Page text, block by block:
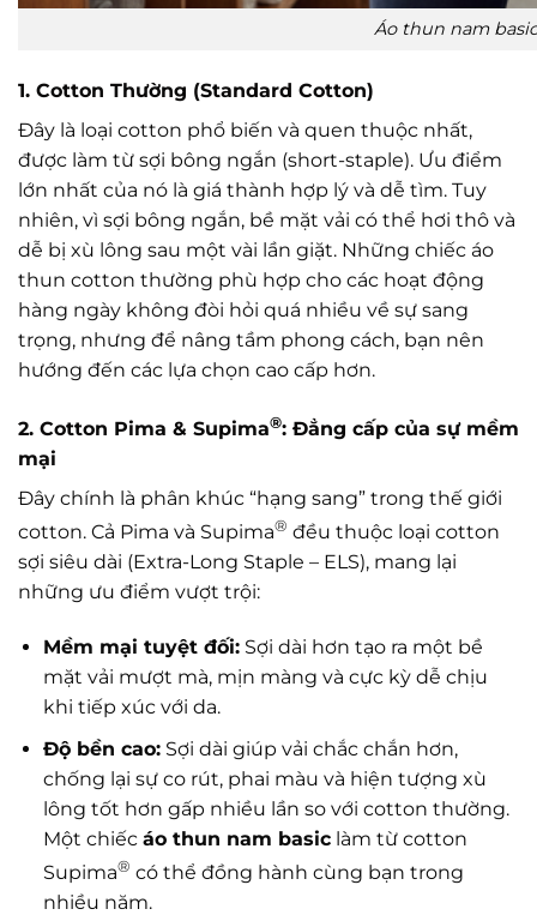
Áo thun nam
1. Cotton Thường (Standard Cotton)
Đây là loại cotton phổ biến và quen thuộc nhất,
được làm từ sợi bông ngắn (short-staple). Ưu điểm
lớn nhất của nó là giá thành hợp lý và dễ tìm. Tuy
nhiên, vì sợi bông ngắn, bề mặt vải có thể hơi thô và
dễ bị xù lông sau một vài lần giặt. Những chiếc áo
thun cotton thường phù hợp cho các hoạt động
hàng ngày không đòi hỏi quá nhiều về sự sang
trọng, nhưng để nâng tầm phong cách, bạn nên
hướng đến các lựa chọn cao cấp hơn.
2. Cotton Pima & Supima®: Đẳng cấp của sự mềm
mại
Đây chính là phân khúc “hạng sang” trong thế giới
cotton. Cả Pima và Supima® đều thuộc loại cotton
sợi siêu dài (Extra-Long Staple – ELS), mang lại
những ưu điểm vượt trội:
Mềm mại tuyệt đối:Sợi dài hơn tạo ra một bề
mặt vải mượt mà, mịn màng và cực kỳ dễ chịu
khi tiếp xúc với da.
Độ bền cao:Sợi dài giúp vải chắc chắn hơn,
chống lại sự co rút, phai màu và hiện tượng xù
lông tốt hơn gấp nhiều lần so với cotton thường.
Một chiếc áo thun nam basiclàm từ cotton
Supima® có thể đồng hành cùng bạn trong
nhiều năm.